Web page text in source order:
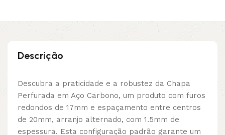
Descrição
Descubra a praticidade e a robustez da Chapa
Perfurada em Aço Carbono, um produto com furos
redondos de 17mm e espaçamento entre centros
de 20mm, arranjo alternado, com 1.5mm de
espessura. Esta configuração padrão garante um